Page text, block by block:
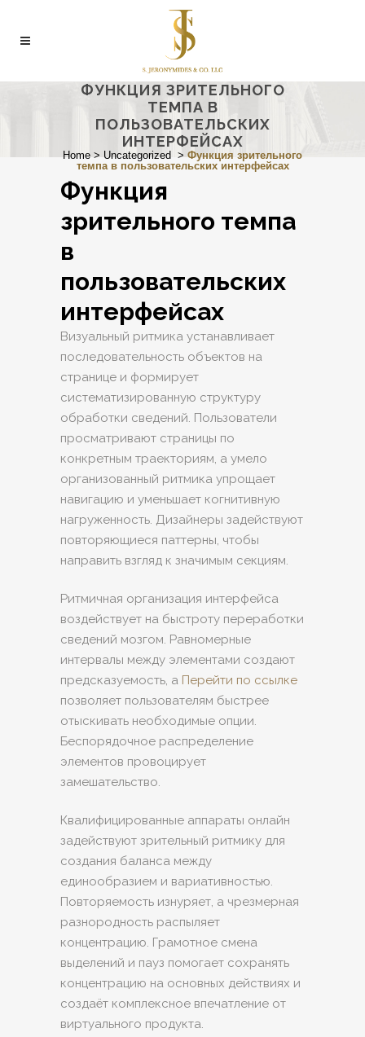
ФУНКЦИЯ ЗРИТЕЛЬНОГО
ТЕМПА В
ПОЛЬЗОВАТЕЛЬСКИХ
ИНТЕРФЕЙСАХ
Home>Uncategorized >Функция зрительного
темпа в пользовательских интерфейсах
Функция
зрительного темпа
в
пользовательских
интерфейсах
Визуальный ритмика устанавливает
последовательность объектов на
странице и формирует
систематизированную структуру
обработки сведений. Пользователи
просматривают страницы по
конкретным траекториям, а умело
организованный ритмика упрощает
навигацию и уменьшает когнитивную
нагруженность. Дизайнеры задействуют
повторяющиеся паттерны, чтобы
направить взгляд к значимым секциям.
Ритмичная организация интерфейса
воздействует на быстроту переработки
сведений мозгом. Равномерные
интервалы между элементами создают
предсказуемость, а Перейти по ссылке
позволяет пользователям быстрее
отыскивать необходимые опции.
Беспорядочное распределение
элементов провоцирует
замешательство.
Квалифицированные аппараты онлайн
задействуют зрительный ритмику для
создания баланса между
единообразием и вариативностью.
Повторяемость изнуряет, а чрезмерная
разнородность распыляет
концентрацию. Грамотное смена
выделений и пауз помогает сохранять
концентрацию на основных действиях и
создаёт комплексное впечатление от
виртуального продукта.